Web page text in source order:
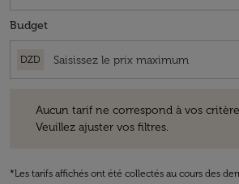
Budget
DZD
Aucun tarif ne correspond à vos
Veuillez ajuster vos filtres.
*Les tarifs affichés ont été collectés au cours des